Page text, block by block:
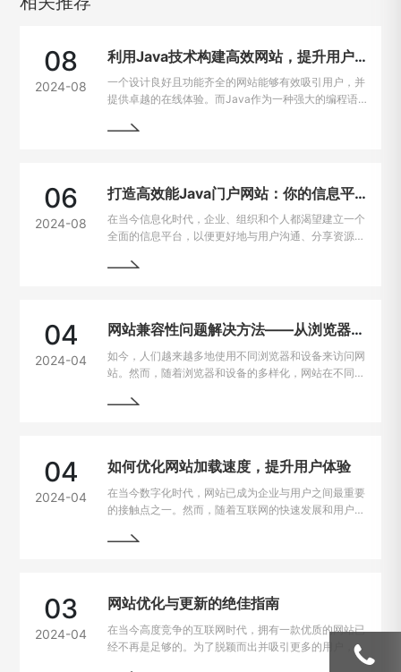
08
2024-08
利用Java技术构建高效网站，提升用户在线体验
一个设计良好且功能齐全的网站能够有效吸引用户，并
提供卓越的在线体验。而Java作为一种强大的编程语
的热门选择。
06
2024-08
打造高效能Java门户网站：你的信息平台解决方案
在当今信息化时代，企业、组织和个人都渴望建立一个
全面的信息平台，以便更好地与用户沟通、分享资源和
为构建门户网站的首选技术之一。
04
2024-04
网站兼容性问题解决方法——从浏览器到设备的完美适配
如今，人们越来越多地使用不同浏览器和设备来访问网
站。然而，随着浏览器和设备的多样化，网站在不同平
在电脑、手机、平板上都能有良好的使用体验，我们需
04
2024-04
如何优化网站加载速度，提升用户体验
在当今数字化时代，网站已成为企业与用户之间最重要
的接触点之一。然而，随着互联网的快速发展和用户需
重要因素。一般来说，如果一个网站的加载速度过慢，
验，成为了每个网站主的重要课题。
03
2024-04
网站优化与更新的绝佳指南
在当今高度竞争的互联网时代，拥有一款优质的网站已
经不再是足够的。为了脱颖而出并吸引更多的用户，持
续优化和更新网站变得至关重要。本文将为您详细介绍